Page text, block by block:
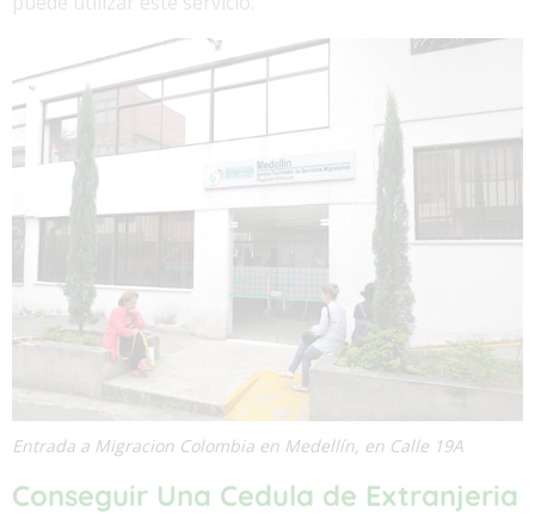
Entrada a Migracion Colombia en Medellín, en Calle 19A
Conseguir Una Cedula de Extranjeria